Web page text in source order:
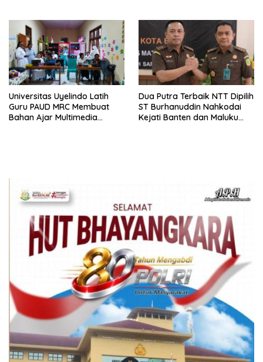
Universitas Uyelindo Latih
Guru PAUD MRC Membuat
Bahan Ajar Multimedia
Dua Putra Terbaik NTT Dipilih
ST Burhanuddin Nahkodai
Kejati Banten dan Maluku